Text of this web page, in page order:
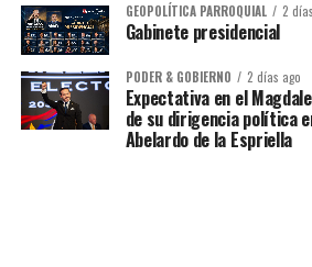
GEOPOLÍTICA PARROQUIAL 2
Gabinete presidencial
PODER & GOBIERNO 2 días ago
Expectativa en el
de su dirigencia política
Abelardo de la Espriella